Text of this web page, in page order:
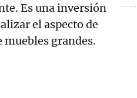
Es una inversión
el aspecto de
muebles grandes.